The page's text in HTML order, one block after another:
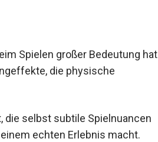
Spielen großer Bedeutung
die physische
die selbst subtile Spielnuancen
echten Erlebnis macht.